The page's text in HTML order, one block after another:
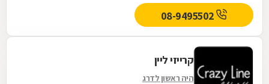
08-9495502
קרייזי ליין
היה ראשון לדרג